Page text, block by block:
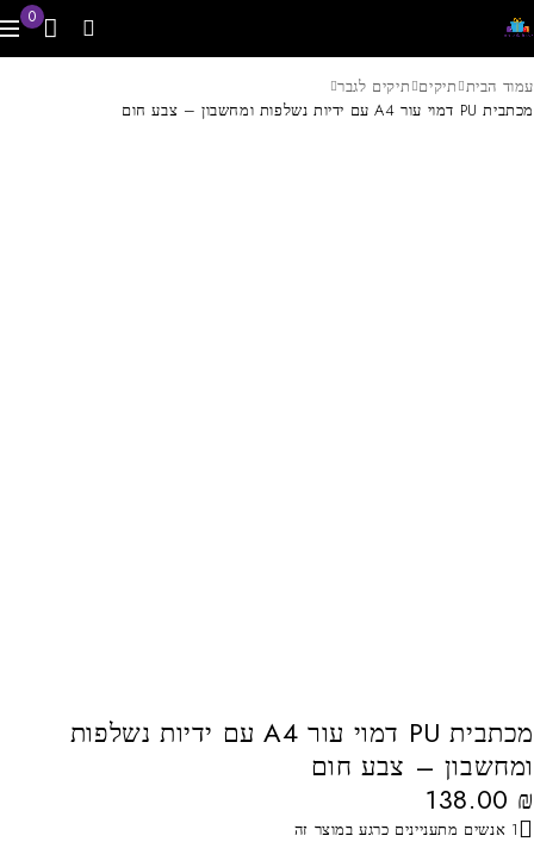
0
עמוד הבית תיקים תיקים לגבר
מכתבית PU דמוי עור A4 עם ידיות נשלפות ומחשבון – צבע חום
מכתבית PU דמוי עור A4 עם ידיות נשלפות
ומחשבון – צבע חום
138.00 ₪
1 אנשים מתעניינים כרגע במוצר זה